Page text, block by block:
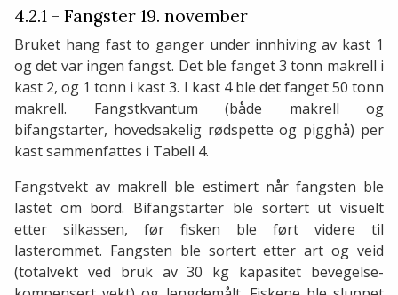
4.2.1 - Fangster 19. november
Bruket hang fast to ganger under innhiving av kast 1
og det var ingen fangst. Det ble fanget 3 tonn makrell i
kast 2, og 1 tonn i kast 3. I kast 4 ble det fanget 50 tonn
makrell. Fangstkvantum (både makrell og
bifangstarter, hovedsakelig rødspette og pigghå) per
kast sammenfattes i Tabell 4.
Fangstvekt av makrell ble estimert når fangsten ble
lastet om bord. Bifangstarter ble sortert ut visuelt
etter silkassen, før fisken ble ført videre til
lasterommet. Fangsten ble sortert etter art og veid
(totalvekt ved bruk av 30 kg kapasitet bevegelse-